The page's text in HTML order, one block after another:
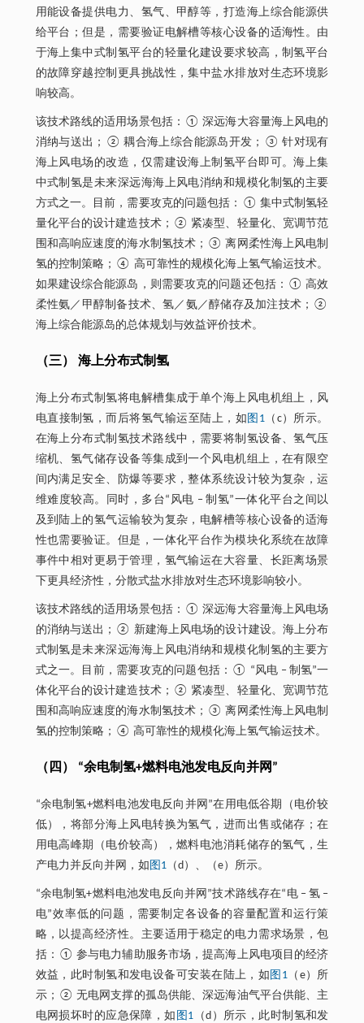
用能设备提供电力、氢气、甲醇等，打造海上综合能源供
给平台；但是，需要验证电解槽等核心设备的适海性。由
于海上集中式制氢平台的轻量化建设要求较高，制氢平台
的故障穿越控制更具挑战性，集中盐水排放对生态环境影
响较高。
该技术路线的适用场景包括：① 深远海大容量海上风电的
消纳与送出；② 耦合海上综合能源岛开发；③ 针对现有
海上风电场的改造，仅需建设海上制氢平台即可。海上集
中式制氢是未来深远海海上风电消纳和规模化制氢的主要
方式之一。目前，需要攻克的问题包括：① 集中式制氢轻
量化平台的设计建造技术；② 紧凑型、轻量化、宽调节范
围和高响应速度的海水制氢技术；③ 离网柔性海上风电制
氢的控制策略；④ 高可靠性的规模化海上氢气输运技术。
如果建设综合能源岛，则需要攻克的问题还包括：① 高效
柔性氨／甲醇制备技术、氢／氨／醇储存及加注技术；②
海上综合能源岛的总体规划与效益评价技术。
（三） 海上分布式制氢
海上分布式制氢将电解槽集成于单个海上风电机组上，风
电直接制氢，而后将氢气输运至陆上，如 图1（c）所示。
在海上分布式制氢技术路线中，需要将制氢设备、氢气压
缩机、氢气储存设备等集成到一个风电机组上，在有限空
间内满足安全、防爆等要求，整体系统设计较为复杂，运
维难度较高。同时，多台“风电 ‒ 制氢”一体化平台之间以
及到陆上的氢气运输较为复杂，电解槽等核心设备的适海
性也需要验证。但是，一体化平台作为模块化系统在故障
事件中相对更易于管理，氢气输运在大容量、长距离场景
下更具经济性，分散式盐水排放对生态环境影响较小。
该技术路线的适用场景包括：① 深远海大容量海上风电场
的消纳与送出；② 新建海上风电场的设计建设。海上分布
式制氢是未来深远海海上风电消纳和规模化制氢的主要方
式之一。目前，需要攻克的问题包括：① “风电 ‒ 制氢”一
体化平台的设计建造技术；② 紧凑型、轻量化、宽调节范
围和高响应速度的海水制氢技术；③ 离网柔性海上风电制
氢的控制策略；④ 高可靠性的规模化海上氢气输运技术。
（四） “余电制氢+燃料电池发电反向并网”
“余电制氢+燃料电池发电反向并网”在用电低谷期（电价较
低），将部分海上风电转换为氢气，进而出售或储存；在
用电高峰期（电价较高），燃料电池消耗储存的氢气，生
产电力并反向并网，如 图1（d）、（e）所示。
“余电制氢+燃料电池发电反向并网”技术路线存在“电 ‒ 氢 ‒
电”效率低的问题，需要制定各设备的容量配置和运行策
略，以提高经济性。主要适用于稳定的电力需求场景，包
括：① 参与电力辅助服务市场，提高海上风电项目的经济
效益，此时制氢和发电设备可安装在陆上，如 图1（e）所
示；② 无电网支撑的孤岛供能、深远海油气平台供能、主
电网损坏时的应急保障，如 图1 （d）所示，此时制氢和发